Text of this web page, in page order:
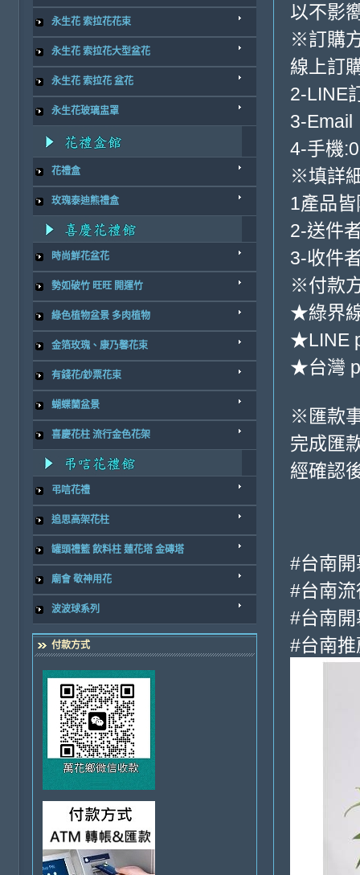
永生花 索拉花花束
永生花 索拉花大型盆花
永生花 索拉花 盆花
永生花玻璃盅罩
花禮盒
玫瑰泰迪熊禮盒
時尚鮮花盆花
勢如破竹 旺旺 開運竹
綠色植物盆景 多肉植物
金箔玫瑰、康乃馨花束
有錢花/鈔票花束
蝴蝶蘭盆景
喜慶花柱 流行金色花架
弔唁花禮
追思高架花柱
罐頭禮籃 飲料柱 蓮花塔 金磚塔
廟會 敬神用花
波波球系列
付款方式
以不影
※訂購
線上訂
2-LINE
3-Email
4-手機
※填詳
1產品
2-送件
3-收件
※付款
★綠界
★LINE
★台灣
※匯款
完成匯
經確認
#台南
#台南
#台南
#台南